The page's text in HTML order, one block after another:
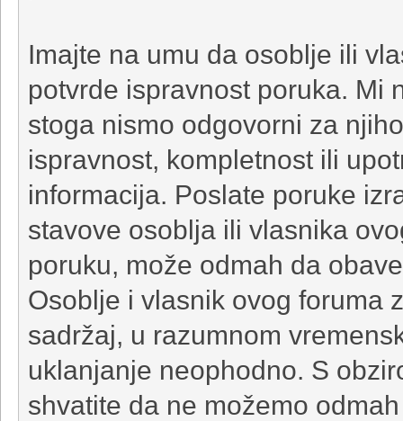
Imajte na umu da osoblje ili
potvrde ispravnost poruka. Mi
stoga nismo odgovorni za
ispravnost, kompletnost ili
informacija. Poslate poruke
stavove osoblja ili vlasnika
poruku, može odmah da
Osoblje i vlasnik ovog foruma
sadržaj, u razumnom
uklanjanje neophodno. S
shvatite da ne možemo